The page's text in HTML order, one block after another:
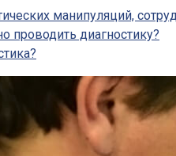
манипуляций,
проводить диагностику?